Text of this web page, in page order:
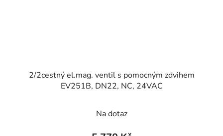
2/2cestný el.mag. ventil s pomocným zdvihem
EV251B, DN22, NC, 24VAC
Na dotaz